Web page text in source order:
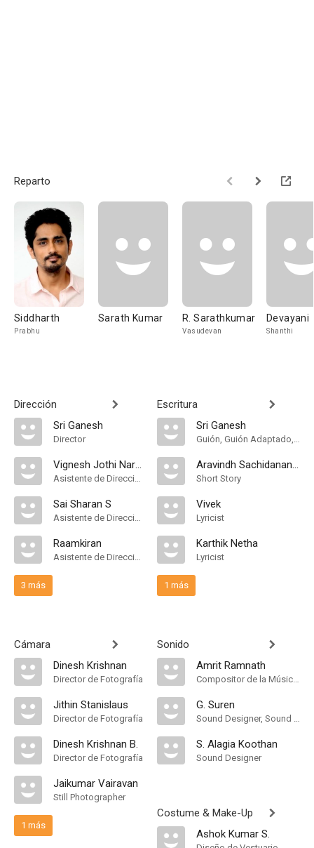
Reparto
Siddharth
Prabhu
Sarath Kumar R. Sarathkumar
Vasudevan
Devayani
Shanthi
Dirección
Sri Ganesh
Director
Vignesh Jothi Narayanan
Asistente de Dirección
Sai Sharan S
Asistente de Dirección
Raamkiran
Asistente de Dirección
3 más
Cámara
Dinesh Krishnan
Director de Fotografía
Jithin Stanislaus
Director de Fotografía
Dinesh Krishnan B.
Director de Fotografía
Jaikumar Vairavan
Still Photographer
1 más
Escritura
Sri Ganesh
Guión, Guión Adaptado, Lyricist
Aravindh Sachidanandham
Short Story
Vivek
Lyricist
Karthik Netha
Lyricist
1 más
Sonido
Amrit Ramnath
Compositor de la Música Original
G. Suren
Sound Designer, Sound Mixer
S. Alagia Koothan
Sound Designer
Costume & Make-Up
Ashok Kumar S.